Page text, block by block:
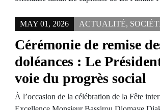
MAY 01, 2026 ACTUALITÉ,
Cérémonie de remise
doléances : Le
voie du progrès social
À l’occasion de la célébration de la Fête